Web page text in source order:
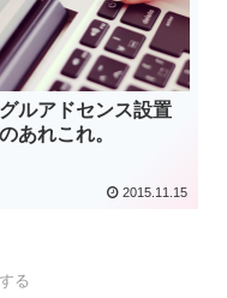
ルアドセンス設置
あれこれ。
2015.11.15
る